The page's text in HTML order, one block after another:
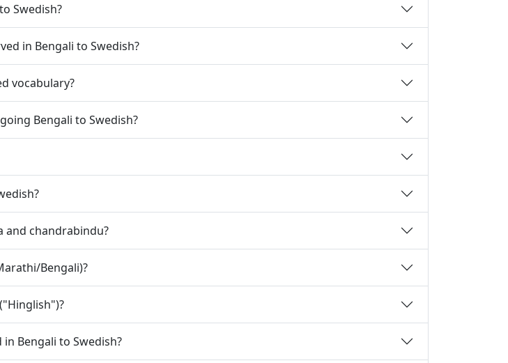
Swedish?
in Bengali to Swedish?
vocabulary?
Bengali to Swedish?
and chandrabindu?
Bengali)?
Bengali to Swedish?